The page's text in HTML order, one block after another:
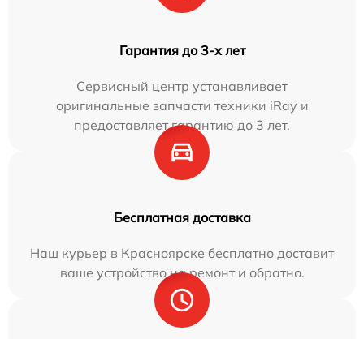
Гарантия до 3-х лет
Сервисный центр устанавливает
оригинальные запчасти техники iRay и
предоставляет гарантию до 3 лет.
Бесплатная доставка
Наш курьер в Красноярске бесплатно доставит
ваше устройство на ремонт и обратно.